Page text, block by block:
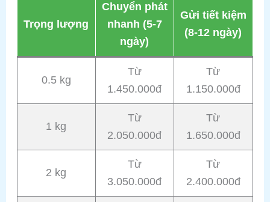
Trọng lượng
Chuyển phát
nhanh (5-7
ngày)
Gửi tiết kiệm
(8-12 ngày)
0.5 kg
Từ
1.450.000đ
Từ
1.150.000đ
1 kg
Từ
2.050.000đ
Từ
1.650.000đ
2 kg
Từ
3.050.000đ
Từ
2.400.000đ